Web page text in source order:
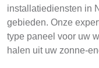
installatiediensten in
gebieden. Onze
type paneel voor uw
halen uit uw zonne-